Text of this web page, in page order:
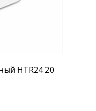
HTR24 20